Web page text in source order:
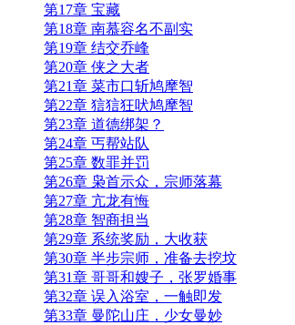
第17章 宝藏
第18章 南慕容名不副实
第19章 结交乔峰
第20章 侠之大者
第21章 菜市口斩鸠摩智
第22章 狺狺狂吠鸠摩智
第23章 道德绑架？
第24章 丐帮站队
第25章 数罪并罚
第26章 枭首示众，宗师落幕
第27章 亢龙有悔
第28章 智商担当
第29章 系统奖励，大收获
第30章 半步宗师，准备去挖坟
第31章 哥哥和嫂子，张罗婚事
第32章 误入浴室，一触即发
第33章 曼陀山庄，少女曼妙